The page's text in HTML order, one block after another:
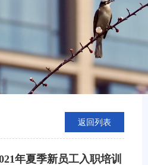
返回列表
年夏季新员工入职培训